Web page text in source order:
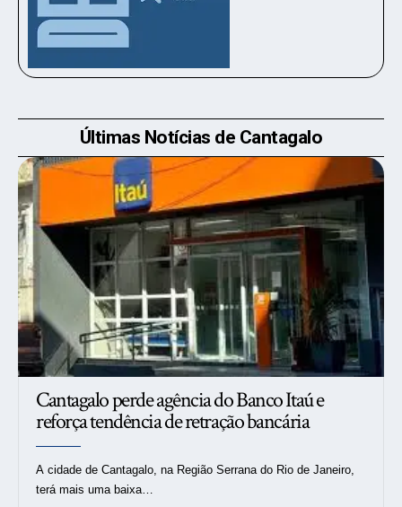
Últimas Notícias de Cantagalo
Cantagalo perde agência do Banco Itaú e
reforça tendência de retração bancária
A cidade de Cantagalo, na Região Serrana do Rio de Janeiro,
terá mais uma baixa…